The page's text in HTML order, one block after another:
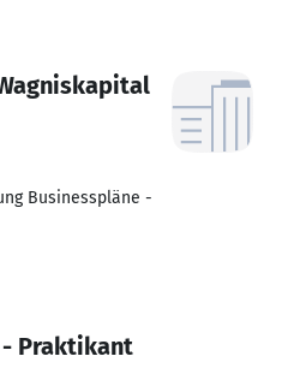
Businesspläne -
Praktikant